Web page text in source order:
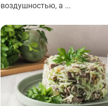
воздушностью, а ...